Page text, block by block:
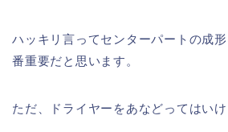
ハッキリ言ってセンターパートの成
番重要だと思います。
ただ、ドライヤーをあなどってはいけ